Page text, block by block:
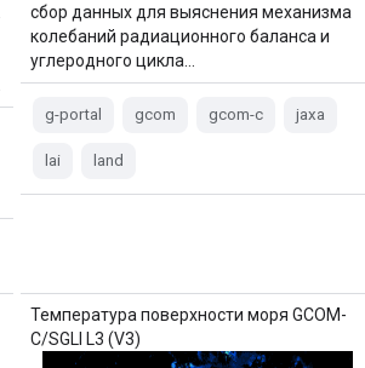
сбор данных для выяснения механизма
колебаний радиационного баланса и
углеродного цикла…
g-portal gcom gcom-c jaxa
lai land
Температура поверхности моря GCOM-
C/SGLI L3 (V3)